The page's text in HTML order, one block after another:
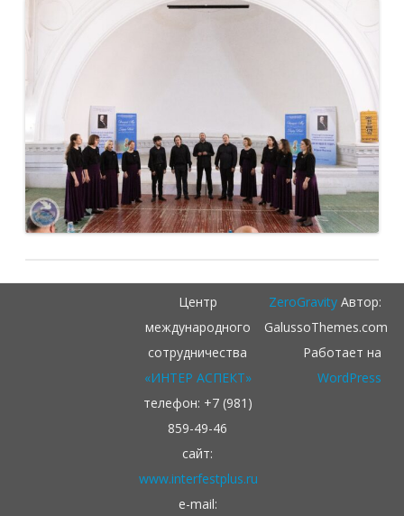
Центр
международного
сотрудничества
«ИНТЕР АСПЕКТ»
телефон: +7 (981)
859-49-46
сайт:
www.interfestplus.ru
e-mail:
ZeroGravityАвтор:
GalussoThemes.com
Работает на
WordPress